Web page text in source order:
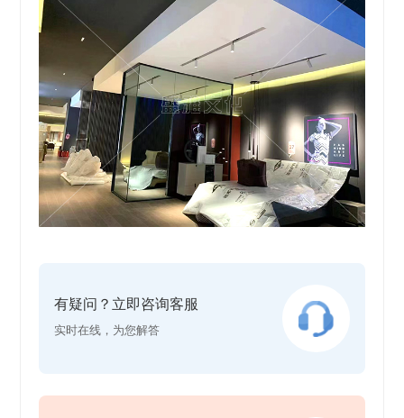
有疑问？立即咨询客服
实时在线，为您解答